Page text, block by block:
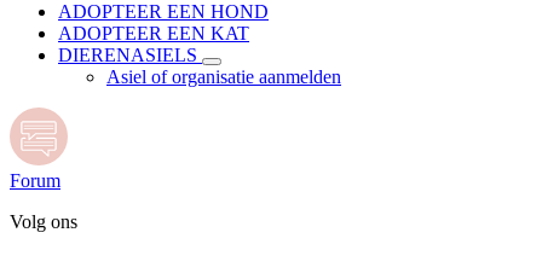
ADOPTEER EEN HOND
ADOPTEER EEN KAT
DIERENASIELS
Asiel of organisatie aanmelden
Forum
Volg ons